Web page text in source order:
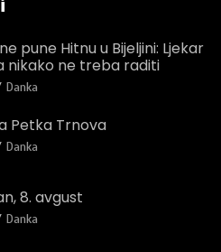
pune Hitnu u Bijeljini: Ljekar
nikako ne treba raditi
Danka
Petka Trnova
Danka
8. avgust
Danka